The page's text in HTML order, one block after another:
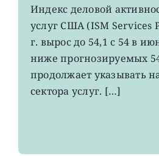
Индекс деловой
услуг США (ISM Services
г. вырос до 54,1 с 54 в
ниже прогнозируемых
продолжает указывать
сектора услуг. […]